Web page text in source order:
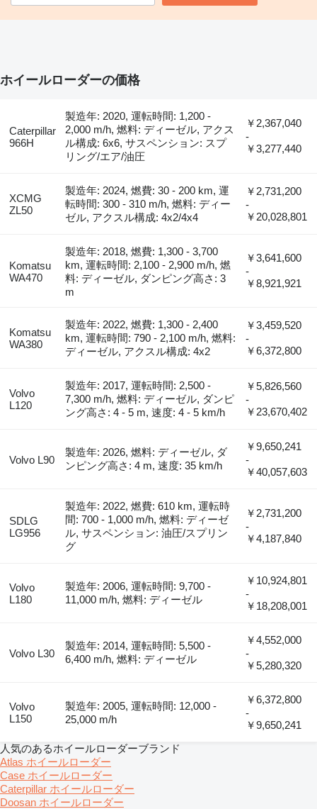
ホイールローダーの価格
Caterpillar
966H
製造年: 2020, 運転時間: 1,200 -
2,000 m/h, 燃料: ディーゼル, アクス
ル構成: 6x6, サスペンション: スプ
リング/エア/油圧
￥2,367,040
-
￥3,277,440
XCMG
ZL50
製造年: 2024, 燃費: 30 - 200 km, 運
転時間: 300 - 310 m/h, 燃料: ディー
ゼル, アクスル構成: 4x2/4x4
￥2,731,200
-
￥20,028,801
Komatsu
WA470
製造年: 2018, 燃費: 1,300 - 3,700
km, 運転時間: 2,100 - 2,900 m/h, 燃
料: ディーゼル, ダンピング高さ: 3
m
￥3,641,600
-
￥8,921,921
Komatsu
WA380
製造年: 2022, 燃費: 1,300 - 2,400
km, 運転時間: 790 - 2,100 m/h, 燃料:
ディーゼル, アクスル構成: 4x2
￥3,459,520
-
￥6,372,800
Volvo
L120
製造年: 2017, 運転時間: 2,500 -
7,300 m/h, 燃料: ディーゼル, ダンピ
ング高さ: 4 - 5 m, 速度: 4 - 5 km/h
￥5,826,560
-
￥23,670,402
Volvo L90
製造年: 2026, 燃料: ディーゼル, ダ
ンピング高さ: 4 m, 速度: 35 km/h
￥9,650,241
-
￥40,057,603
SDLG
LG956
製造年: 2022, 燃費: 610 km, 運転時
間: 700 - 1,000 m/h, 燃料: ディーゼ
ル, サスペンション: 油圧/スプリン
グ
￥2,731,200
-
￥4,187,840
Volvo
L180
製造年: 2006, 運転時間: 9,700 -
11,000 m/h, 燃料: ディーゼル
￥10,924,801
-
￥18,208,001
Volvo L30
製造年: 2014, 運転時間: 5,500 -
6,400 m/h, 燃料: ディーゼル
￥4,552,000
-
￥5,280,320
Volvo
L150
製造年: 2005, 運転時間: 12,000 -
25,000 m/h
￥6,372,800
-
￥9,650,241
人気のあるホイールローダーブランド
Atlas ホイールローダー
Case ホイールローダー
Caterpillar ホイールローダー
Doosan ホイールローダー